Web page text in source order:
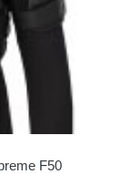
F50